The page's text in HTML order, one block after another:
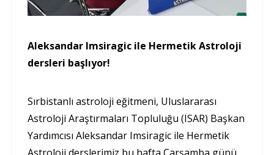
Aleksandar Imsiragic ile Hermetik Astroloji
dersleri başlıyor!
Sırbistanlı astroloji eğitmeni, Uluslararası
Astroloji Araştırmaları Topluluğu (ISAR) Başkan
Yardımcısı Aleksandar Imsiragic ile Hermetik